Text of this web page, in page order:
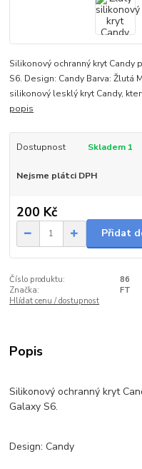
Silikonový ochranný kryt
S6. Design: Candy Barva: Žlutá
silikonový lesklý kryt Candy,
popis
Dostupnost Skladem 1
Nejsme plátci DPH
200 Kč
Přidat
Číslo produktu:
86
Značka:
FT
Hlídat cenu / dostupnost
Popis
Silikonový ochranný kryt
Galaxy S6.
Design: Candy